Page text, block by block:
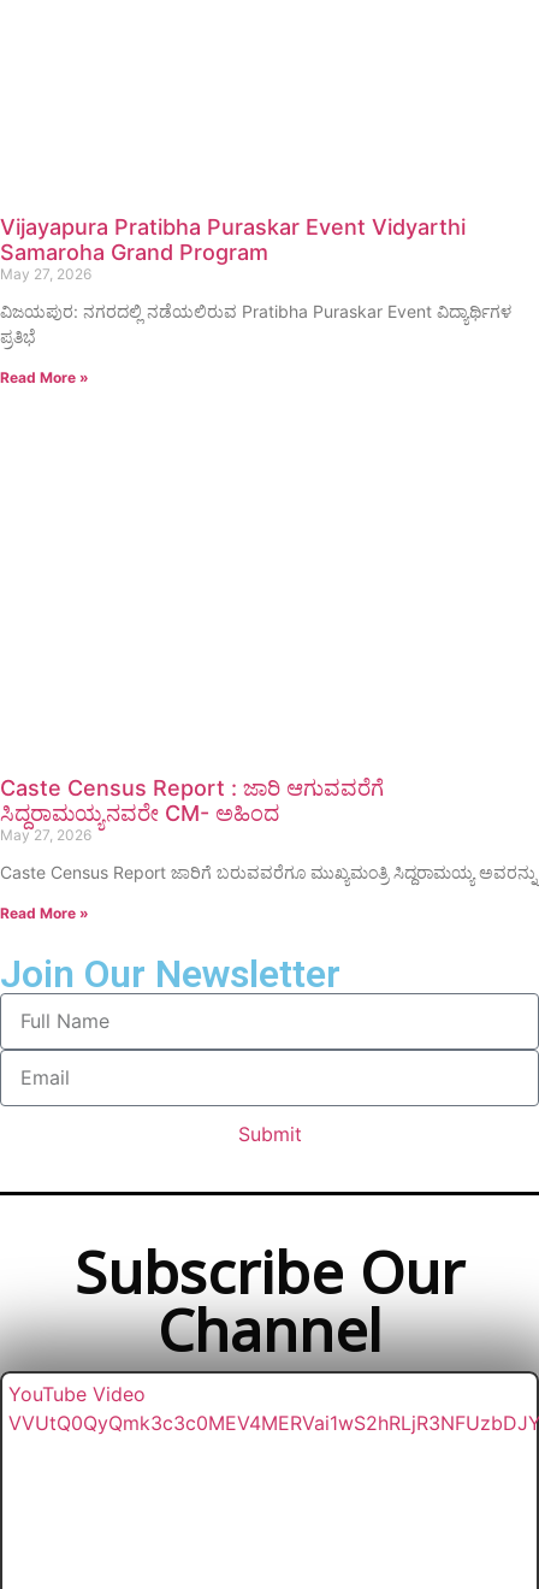
Vijayapura Pratibha Puraskar Event Vidyarthi
Samaroha Grand Program
May 27, 2026
ವಿಜಯಪುರ: ನಗರದಲ್ಲಿ ನಡೆಯಲಿರುವ Pratibha Puraskar Event ವಿದ್ಯಾರ್ಥಿಗಳ
ಪ್ರತಿಭೆ
Read More »
Caste Census Report : ಜಾರಿ ಆಗುವವರೆಗೆ
ಸಿದ್ದರಾಮಯ್ಯನವರೇ CM- ಅಹಿಂದ
May 27, 2026
Caste Census Report ಜಾರಿಗೆ ಬರುವವರೆಗೂ ಮುಖ್ಯಮಂತ್ರಿ ಸಿದ್ದರಾಮಯ್ಯ ಅವರನ್ನು
Read More »
Join Our Newsletter
Submit
Subscribe Our
Channel
YouTube Video